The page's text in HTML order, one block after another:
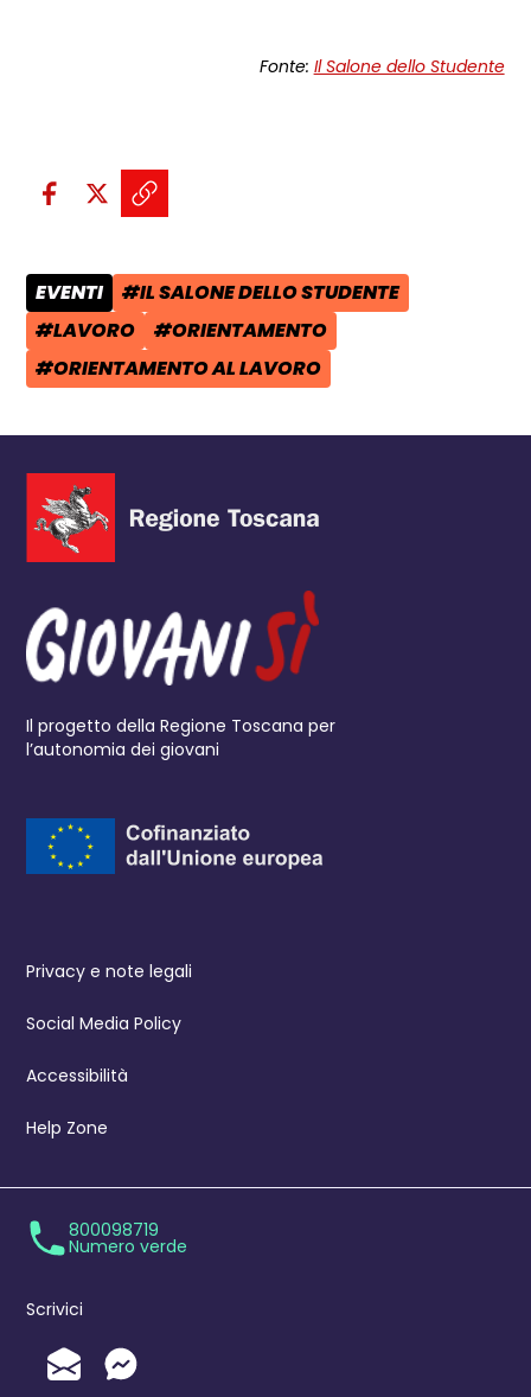
Fonte: Il Salone dello Studente
Condividi sui social:
Condividi su Facebook - apre
Condividi su X - apre una
Copia il link e condividi -
CATEGORIA POST:
EVENTI TAG:
#IL SALONE DELLO STUDENTE
TAG:
#LAVORO TAG:
#ORIENTAMENTO
TAG:
#ORIENTAMENTO AL LAVORO
Il progetto della Regione Toscana per
l’autonomia dei giovani
Privacy e note legali
Social Media Policy
Accessibilità
Help Zone
800098719
Numero verde
Scrivici
Invia un'Email
Messenger